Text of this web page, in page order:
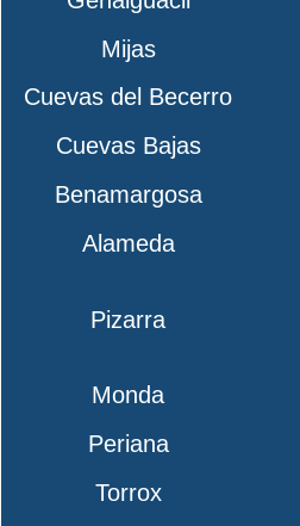
Mijas
Cuevas del Becerro
Cuevas Bajas
Benamargosa
Alameda
Pizarra
Monda
Periana
Torrox